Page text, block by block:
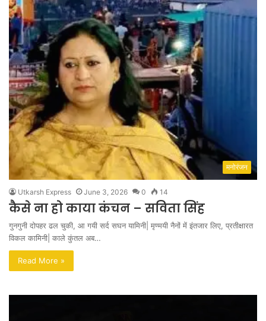
मनोरंजन
Utkarsh Express June 3, 2026 0 14
कैसे ना हो काया कंचन – सविता सिंह
गुनगुनी दोपहर ढल चुकी, आ गयी सर्द सघन यामिनी| मृण्मयी नैनों में इंतजार लिए, प्रतीक्षारत
विकल कामिनी| काले कुंतल अब…
Read More »